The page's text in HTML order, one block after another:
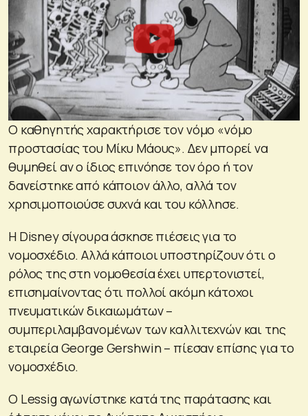
Ο καθηγητής χαρακτήρισε τον νόμο «νόμο
προστασίας του Μίκυ Μάους». Δεν μπορεί να
θυμηθεί αν ο ίδιος επινόησε τον όρο ή τον
δανείστηκε από κάποιον άλλο, αλλά τον
χρησιμοποιούσε συχνά και του κόλλησε.
Η Disney σίγουρα άσκησε πιέσεις για το
νομοσχέδιο. Αλλά κάποιοι υποστηρίζουν ότι ο
ρόλος της στη νομοθεσία έχει υπερτονιστεί,
επισημαίνοντας ότι πολλοί ακόμη κάτοχοι
πνευματικών δικαιωμάτων –
συμπεριλαμβανομένων των καλλιτεχνών και της
εταιρεία George Gershwin – πίεσαν επίσης για το
νομοσχέδιο.
Ο Lessig αγωνίστηκε κατά της παράτασης και